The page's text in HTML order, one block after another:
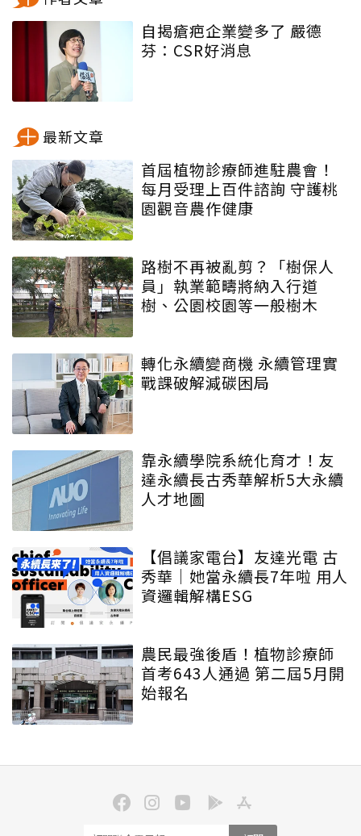
自揭瘡疤企業變多了 嚴德
芬：CSR好消息
最新文章
首屆植物診療師進駐農會！
每月受理上百件諮詢 守護桃
園觀音農作健康
路樹不再被亂剪？「樹保人
員」執業範疇將納入行道
樹、公園校園等一般樹木
轉化永續變商機 永續管理實
戰課破解減碳困局
靠永續學院系統化育才！友
達永續長古秀華解析5大永續
人才地圖
【倡議家電台】友達光電 古
秀華｜她當永續長7年啦 用人
資邏輯解構ESG
農民最強後盾！植物診療師
首考643人通過 第二屆5月開
始報名